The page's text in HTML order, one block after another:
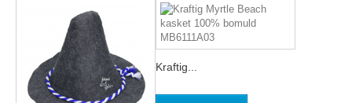
Kraftig...